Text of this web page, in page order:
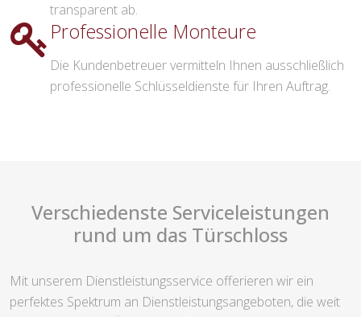
transparent ab.
Professionelle Monteure
Die Kundenbetreuer vermitteln Ihnen ausschließlich
professionelle Schlüsseldienste für Ihren Auftrag.
Verschiedenste Serviceleistungen
rund um das Türschloss
Mit unserem Dienstleistungsservice offerieren wir ein
perfektes Spektrum an Dienstleistungsangeboten, die weit